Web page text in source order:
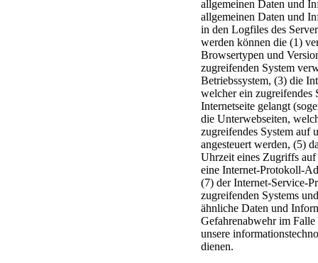
allgemeinen Daten und
allgemeinen Daten und
in den Logfiles des
werden können die (1)
Browsertypen und
zugreifenden System
Betriebssystem, (3) die
welcher ein zugreifendes
Internetseite gelangt
die Unterwebseiten,
zugreifendes System auf
angesteuert werden, (5)
Uhrzeit eines Zugriffs
eine Internet-Protokoll-
(7) der Internet-Service-
zugreifenden Systems
ähnliche Daten und
Gefahrenabwehr im
unsere
dienen.